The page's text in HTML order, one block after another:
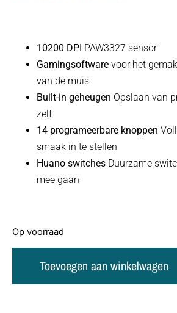
10200 DPI PAW3327 sensor
Gamingsoftware voor het
van de muis
Built-in geheugen Opslaan van
zelf
14 programeerbare knoppen
smaak in te stellen
Huano switches Duurzame
mee gaan
Op voorraad
Toevoegen aan winkelwagen